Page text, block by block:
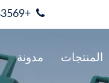
+86-13757783569
المنتجات مدونة